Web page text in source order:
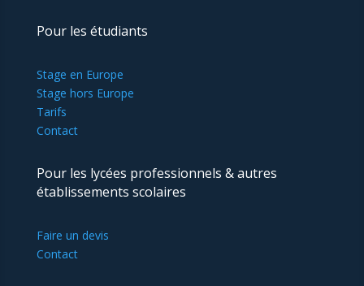
Pour les étudiants
Stage en Europe
Stage hors Europe
Tarifs
Contact
Pour les lycées professionnels & autres
établissements scolaires
Faire un devis
Contact